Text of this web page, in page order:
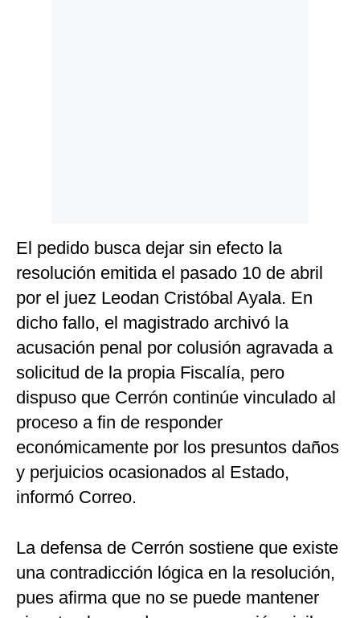
El pedido busca dejar sin efecto la
resolución emitida el pasado 10 de abril
por el juez Leodan Cristóbal Ayala. En
dicho fallo, el magistrado archivó la
acusación penal por colusión agravada a
solicitud de la propia Fiscalía, pero
dispuso que Cerrón continúe vinculado al
proceso a fin de responder
económicamente por los presuntos daños
y perjuicios ocasionados al Estado,
informó Correo.
La defensa de Cerrón sostiene que existe
una contradicción lógica en la resolución,
pues afirma que no se puede mantener